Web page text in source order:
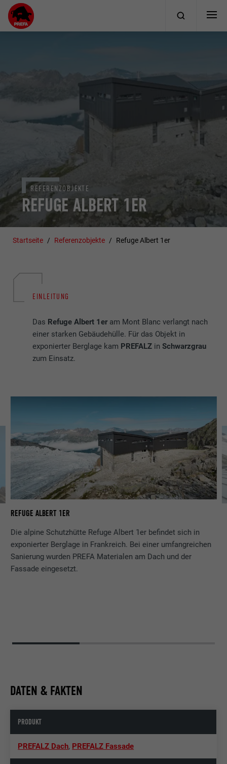
REFUGE ALBERT 1ER
REFERENZOBJEKTE
Startseite Referenzobjekte Refuge Albert 1er
EINLEITUNG
Das Refuge Albert 1er am Mont Blanc verlangt nach
einer starken Gebäudehülle. Für das Objekt in
exponierter Berglage kam PREFALZ inSchwarzgrau
zum Einsatz.
REFUGE ALBERT 1ER
Die alpine Schutzhütte Refuge Albert 1er befindet sich in
exponierter Berglage in Frankreich. Bei einer umfangreichen
Sanierung wurden PREFA Materialen am Dach und der
Fassade eingesetzt.
DATEN & FAKTEN
PRODUKT
PREFALZ Dach, PREFALZ Fassade